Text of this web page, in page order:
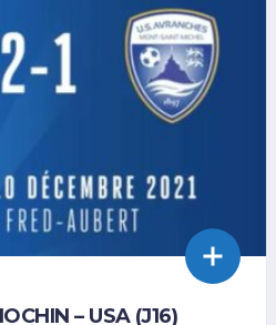
– USA (J16)